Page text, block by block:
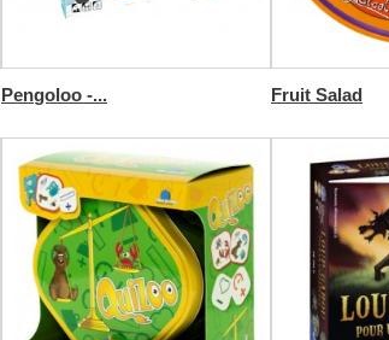
Pengoloo -... Fruit Salad